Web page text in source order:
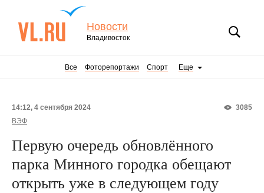
Новости
Владивосток
Все Фоторепортажи Спорт Еще
3085
14:12, 4 сентября 2024
ВЭФ
Первую очередь обновлённого
парка Минного городка обещают
открыть уже в следующем году